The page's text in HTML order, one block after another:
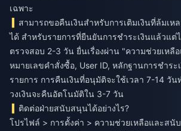
เฉพาะ
สามารถขอคืนเงินสำหรับการเติมเงินที่ล้มเห
ได้ สำหรับรายการที่ยืนยันการชำระเงินแล้วแต่
ตรวจสอบ 2-3 วัน ยื่นเรื่องผ่าน "ความช่วยเห
หมายเลขคำสั่งซื้อ, User ID, หลักฐานการชำระ
รายการ การคืนเงินที่อนุมัติจะใช้เวลา 7-14 วั
วงเงินจะคืนอัตโนมัติใน 3-7 วัน
ติดต่อฝ่ายสนับสนุนได้อย่างไร?
โปรไฟล์ > การตั้งค่า > ความช่วยเหลือและสนั